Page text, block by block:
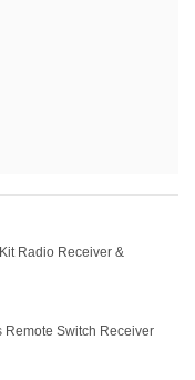
Radio Receiver &
Remote Switch Receiver